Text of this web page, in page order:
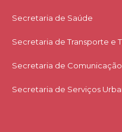
Secretaria de Saúde
Secretaria de Transporte e
Secretaria de
Secretaria de Serviços